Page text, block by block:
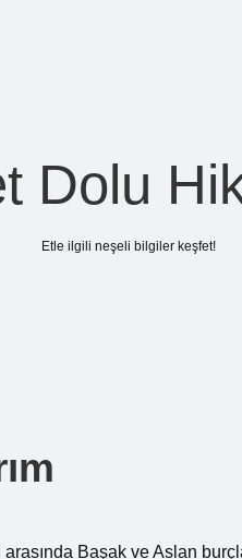
Dolu
Etle ilgili neşeli bilgiler keşfet!
Başak ve Aslan